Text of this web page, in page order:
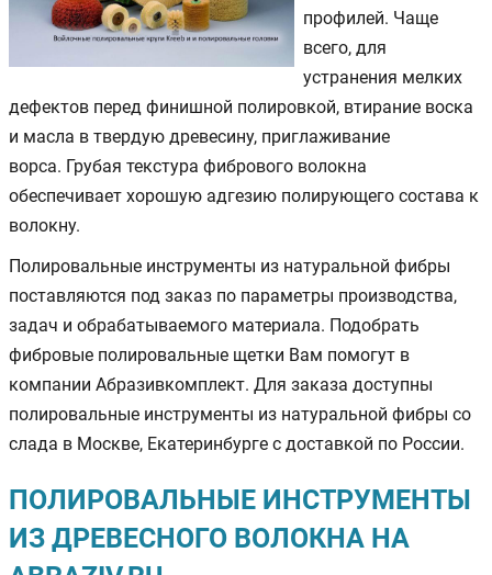
профилей. Чаще
всего, для
устранения мелких
дефектов перед финишной полировкой, втирание воска
и масла в твердую древесину, приглаживание
ворса. Грубая текстура фибрового волокна
обеспечивает хорошую адгезию полирующего состава к
волокну.
Полировальные инструменты из натуральной фибры
поставляются под заказ по параметры производства,
задач и обрабатываемого материала. Подобрать
фибровые полировальные щетки Вам помогут в
компании Абразивкомплект. Для заказа доступны
полировальные инструменты из натуральной фибры со
слада в Москве, Екатеринбурге с доставкой по России.
ПОЛИРОВАЛЬНЫЕ ИНСТРУМЕНТЫ
ИЗ ДРЕВЕСНОГО ВОЛОКНА НА